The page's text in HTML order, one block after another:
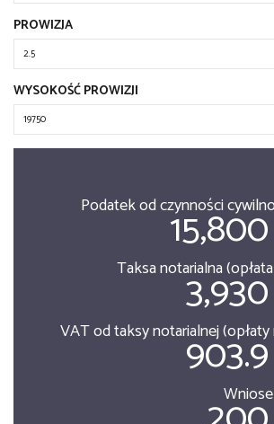
PROWIZJA
WYSOKOŚĆ PROWIZJI
Podatek od czynności
Taksa notarialna
VAT od taksy notarialnej